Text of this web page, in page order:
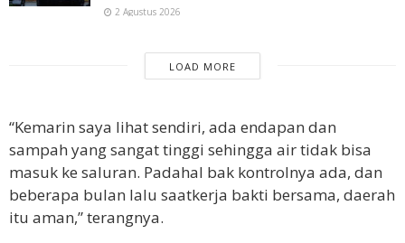
2 Agustus 2026
LOAD MORE
“Kemarin saya lihat sendiri, ada endapan dan
sampah yang sangat tinggi sehingga air tidak bisa
masuk ke saluran. Padahal bak kontrolnya ada, dan
beberapa bulan lalu saatkerja bakti bersama, daerah
itu aman,” terangnya.